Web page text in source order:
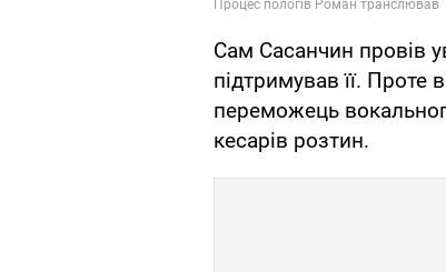
Сам Сасанчин провів
підтримував її. Проте
переможець
кесарів розтин.